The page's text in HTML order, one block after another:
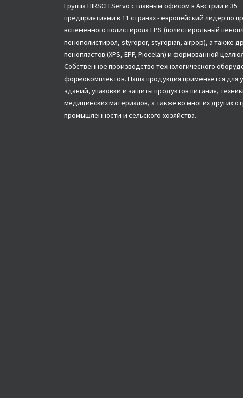
Группа HIRSCH Servo с главным офисом в Австрии и 35
предприятиями в 11 странах - европейский лидер по
вспененного полистирола EPS (полистирольный
пенополистирол, styropor, styropian, airpop), а также
пенопластов (XPS, EPP, Piocelan) и формованной
Собственное производство технологического
формокомплектов. Наша продукция применяется для
зданий, упаковки и защиты продуктов питания,
медицинских материалов, а также во многих других
промышленности и сельского хозяйства.